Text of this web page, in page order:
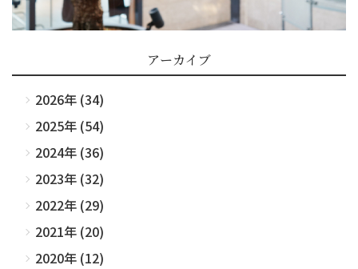
アーカイブ
2026年 (34)
2025年 (54)
2024年 (36)
2023年 (32)
2022年 (29)
2021年 (20)
2020年 (12)